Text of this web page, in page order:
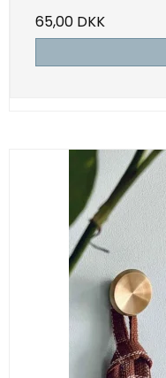
65,00 DKK